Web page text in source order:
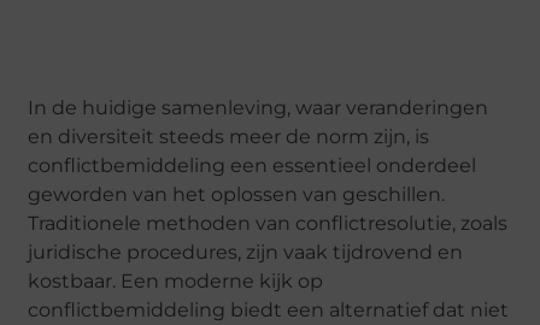
In de huidige samenleving, waar veranderingen
en diversiteit steeds meer de norm zijn, is
conflictbemiddeling een essentieel onderdeel
geworden van het oplossen van geschillen.
Traditionele methoden van conflictresolutie, zoals
juridische procedures, zijn vaak tijdrovend en
kostbaar. Een moderne kijk op
conflictbemiddeling biedt een alternatief dat niet